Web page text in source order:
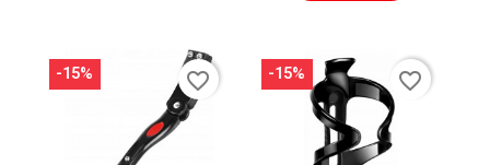
-15% favorite_border -15% favorite_border